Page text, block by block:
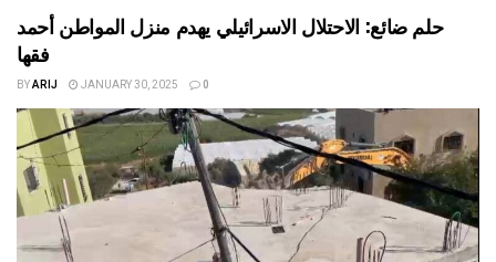
حلم ضائع: الاحتلال الاسرائيلي يهدم منزل المواطن أحمد
فقها
BYARIJ JANUARY 30, 2025 0